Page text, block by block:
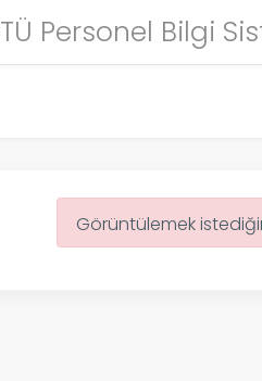
Personel Bilgi
Görüntülemek